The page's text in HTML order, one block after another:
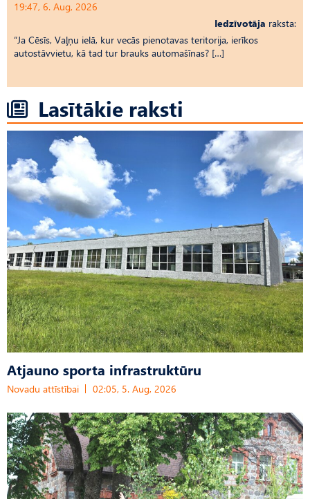
19:47, 6. Aug, 2026
Iedzīvotāja raksta:
“Ja Cēsīs, Vaļņu ielā, kur vecās pienotavas teritorija, ierīkos
autostāvvietu, kā tad tur brauks automašīnas? […]
Lasītākie raksti
Atjauno sporta infrastruktūru
Novadu attīstībai 02:05, 5. Aug, 2026